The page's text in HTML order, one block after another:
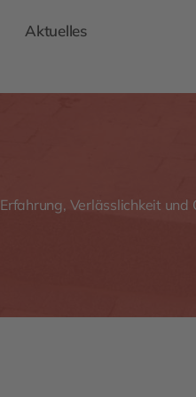
Aktuelles
Erfahrung, Verlässlichkeit